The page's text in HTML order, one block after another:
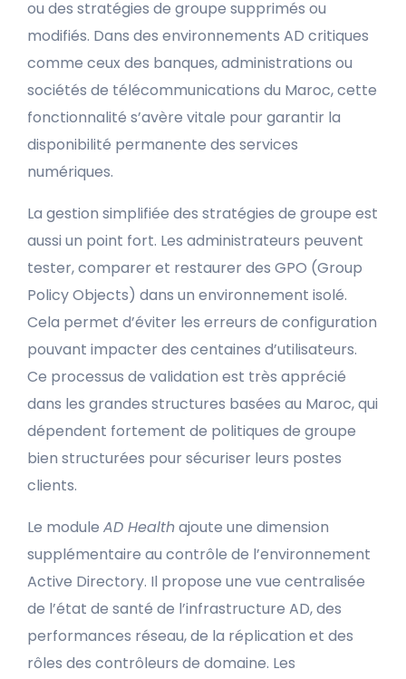
ou des stratégies de groupe supprimés ou
modifiés. Dans des environnements AD critiques
comme ceux des banques, administrations ou
sociétés de télécommunications du Maroc, cette
fonctionnalité s’avère vitale pour garantir la
disponibilité permanente des services
numériques.
La gestion simplifiée des stratégies de groupe est
aussi un point fort. Les administrateurs peuvent
tester, comparer et restaurer des GPO (Group
Policy Objects) dans un environnement isolé.
Cela permet d’éviter les erreurs de configuration
pouvant impacter des centaines d’utilisateurs.
Ce processus de validation est très apprécié
dans les grandes structures basées au Maroc, qui
dépendent fortement de politiques de groupe
bien structurées pour sécuriser leurs postes
clients.
Le module AD Healthajoute une dimension
supplémentaire au contrôle de l’environnement
Active Directory. Il propose une vue centralisée
de l’état de santé de l’infrastructure AD, des
performances réseau, de la réplication et des
rôles des contrôleurs de domaine. Les